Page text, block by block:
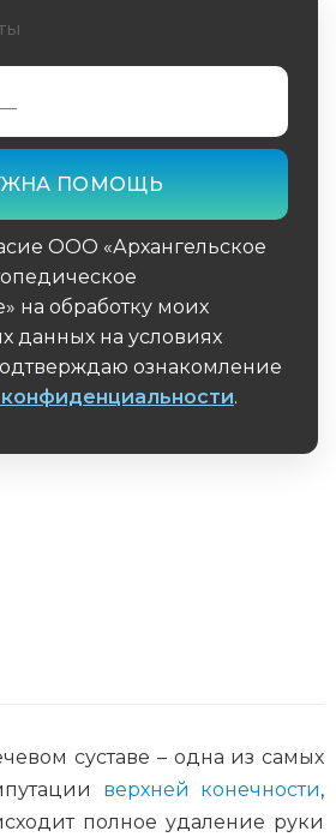
протезирования после
суставе
аспекты адаптации к
клинические испытания
вопросы
аспекты
ООО «Архангельское
на обработку моих
данных на условиях
ознакомление
.
суставе – одна из самых
верхней конечности,
полное удаление руки